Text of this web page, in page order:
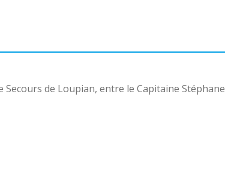
de Loupian, entre le Capitaine Stéphane